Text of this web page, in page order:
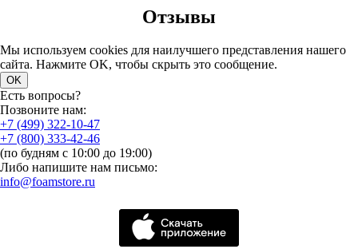
Отзывы
Мы используем cookies для наилучшего представления нашего
сайта. Нажмите OK, чтобы скрыть это сообщение.
OK
Есть вопросы?
Позвоните нам:
+7 (499) 322-10-47
+7 (800) 333-42-46
(по будням с 10:00 до 19:00)
Либо напишите нам письмо:
info@foamstore.ru